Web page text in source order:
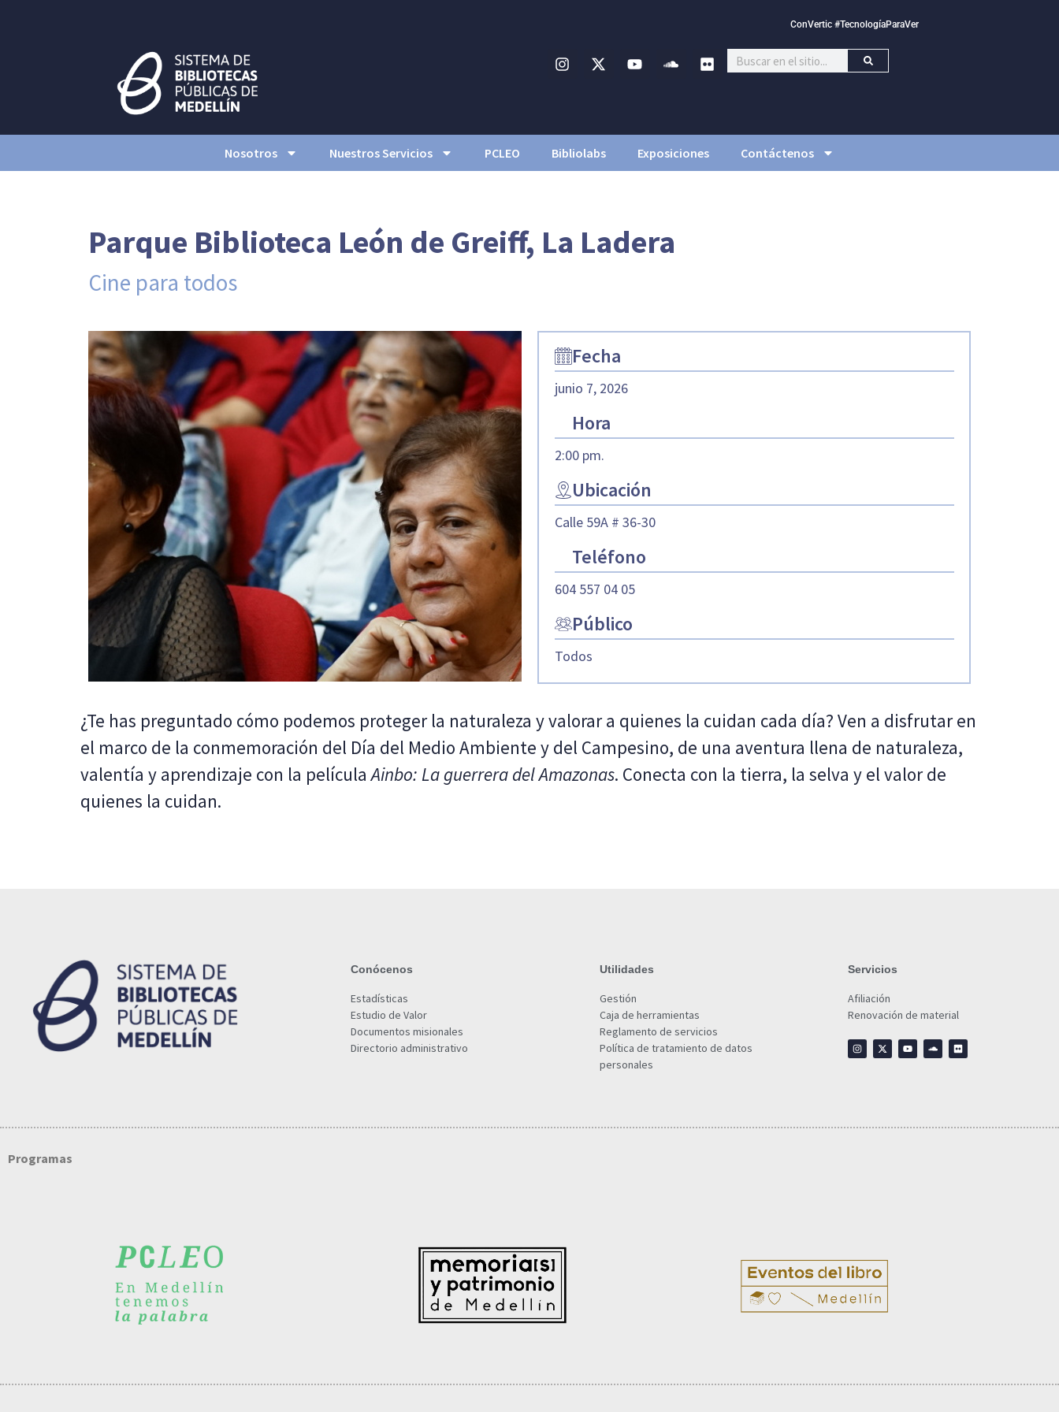
ConVertic #TecnologíaParaVer
Nosotros Nuestros Servicios PCLEO Bibliolabs Exposiciones Contáctenos
Parque Biblioteca León de Greiff, La Ladera
Cine para todos
Fecha
junio 7, 2026
Hora
2:00 pm.
Ubicación
Calle 59A # 36-30
Teléfono
604 557 04 05
Público
Todos
¿Te has preguntado cómo podemos proteger la naturaleza y valorar a quienes la cuidan cada día? Ven a disfrutar en
el marco de la conmemoración del Día del Medio Ambiente y del Campesino, de una aventura llena de naturaleza,
valentía y aprendizaje con la películaAinbo: La guerrera del Amazonas. Conecta con la tierra, la selva y el valor de
quienes la cuidan.
Conócenos
Estadísticas
Estudio de Valor
Documentos misionales
Directorio administrativo
Utilidades
Gestión
Caja de herramientas
Reglamento de servicios
Política de tratamiento de datos
personales
Servicios
Afiliación
Renovación de material
Programas